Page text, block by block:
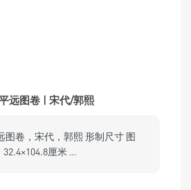
远图卷 | 宋代/郭熙
图卷，宋代，郭熙 形制尺寸 图
厘米 …